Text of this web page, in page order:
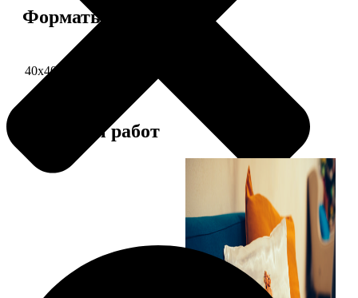
Форматы и цены
40х40 односторонняя печать
Примеры работ